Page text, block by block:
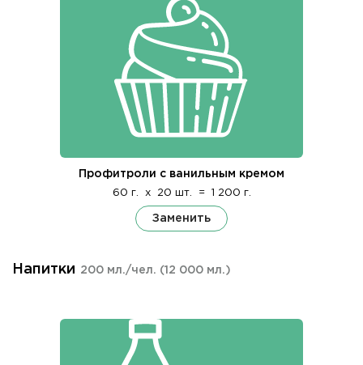
Профитроли с ванильным кремом
60 г. x 20 шт. = 1 200 г.
Заменить
Напитки 200 мл./чел. (12 000 мл.)